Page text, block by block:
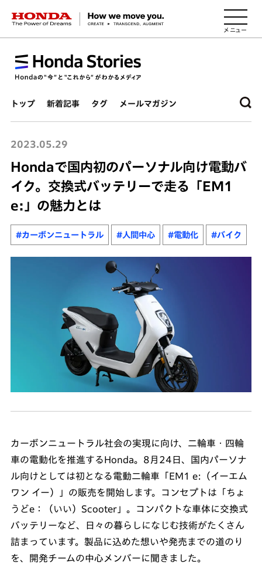
HONDA The Power of Dreams
トップ 新着記事 タグ メールマガジン
2023.05.29
Hondaで国内初のパーソナル向け電動バ
イク。交換式バッテリーで走る「EM1
e:」の魅力とは
#カーボンニュートラル #人間中心 #電動化 #バイク
カーボンニュートラル社会の実現に向け、二輪車・四輪
車の電動化を推進するHonda。8月24日、国内パーソナ
ル向けとしては初となる電動二輪車「EM1 e:（イーエム
ワン イー）」の販売を開始します。コンセプトは「ちょ
うどe：（いい）Scooter」。コンパクトな車体に交換式
バッテリーなど、日々の暮らしになじむ技術がたくさん
詰まっています。製品に込めた想いや発売までの道のり
を、開発チームの中心メンバーに聞きました。